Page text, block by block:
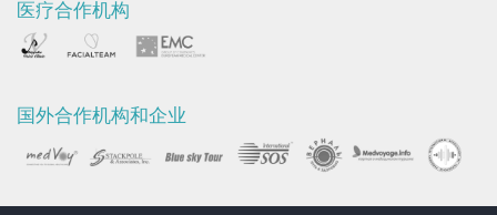
医疗合作机构
国外合作机构和企业